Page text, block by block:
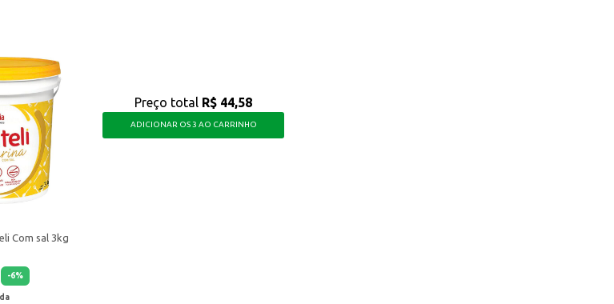
Com sal 3kg
-6%
Preço total R$ 44,58
ADICIONAR OS 3 AO CARRINHO